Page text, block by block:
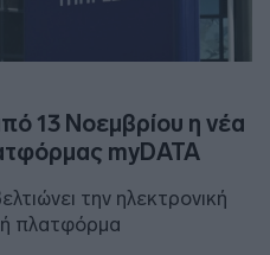
13 Νοεμβρίου η νέα
myDATA
την ηλεκτρονική
πλατφόρμα